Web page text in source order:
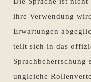
Die Sprache ist nicht
ihre Verwendung
Erwartungen
teilt sich in das
ungleiche